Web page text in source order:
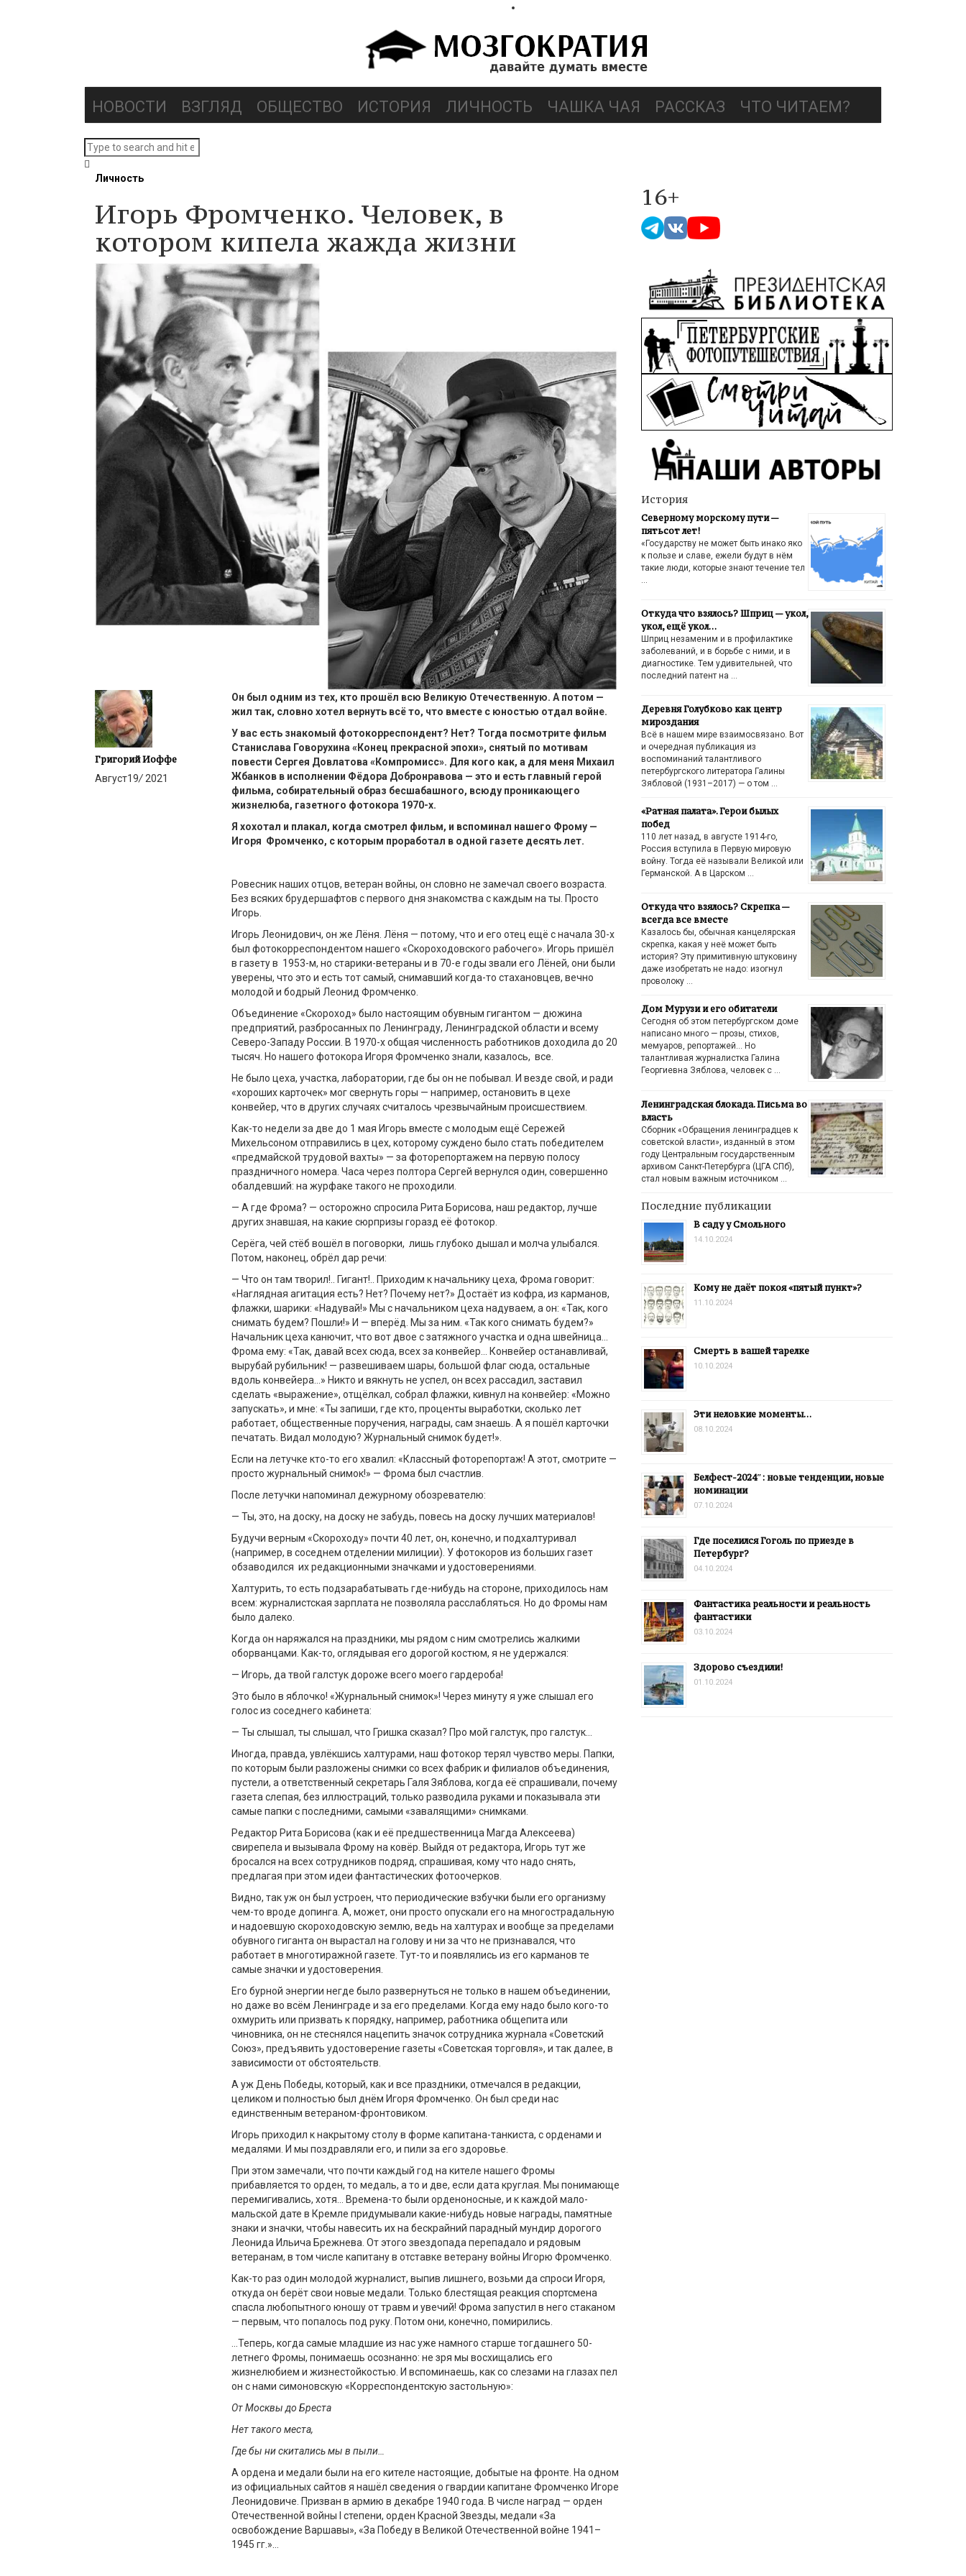
НОВОСТИ ВЗГЛЯД ОБЩЕСТВО ИСТОРИЯ ЛИЧНОСТЬ ЧАШКА ЧАЯ РАССКАЗ ЧТО ЧИТАЕМ?
Личность
Игорь Фромченко. Человек, в
котором кипела жажда жизни
Григорий Иоффе
Август19/2021
Он был одним из тех, кто прошёл всю Великую Отечественную. А потом —
жил так, словно хотел вернуть всё то, что вместе с юностью отдал войне.
У вас есть знакомый фотокорреспондент? Нет? Тогда посмотрите фильм
Станислава Говорухина «Конец прекрасной эпохи», снятый по мотивам
повести Сергея Довлатова «Компромисс». Для кого как, а для меня Михаил
Жбанков в исполнении Фёдора Добронравова — это и есть главный герой
фильма, собирательный образ бесшабашного, всюду проникающего
жизнелюба, газетного фотокора 1970-х.
Я хохотал и плакал, когда смотрел фильм, и вспоминал нашего Фрому —
Игоря Фромченко, с которым проработал в одной газете десять лет.
Ровесник наших отцов, ветеран войны, он словно не замечал своего возраста.
Без всяких брудершафтов с первого дня знакомства с каждым на ты. Просто
Игорь.
Игорь Леонидович, он же Лёня. Лёня — потому, что и его отец ещё с начала 30-х
был фотокорреспондентом нашего «Скороходовского рабочего». Игорь пришёл
в газету в 1953-м, но старики-ветераны и в 70-е годы звали его Лёней, они были
уверены, что это и есть тот самый, снимавший когда-то стахановцев, вечно
молодой и бодрый Леонид Фромченко.
Объединение «Скороход» было настоящим обувным гигантом — дюжина
предприятий, разбросанных по Ленинграду, Ленинградской области и всему
Северо-Западу России. В 1970-х общая численность работников доходила до 20
тысяч. Но нашего фотокора Игоря Фромченко знали, казалось, все.
Не было цеха, участка, лаборатории, где бы он не побывал. И везде свой, и ради
«хороших карточек» мог свернуть горы — например, остановить в цехе
конвейер, что в других случаях считалось чрезвычайным происшествием.
Как-то недели за две до 1 мая Игорь вместе с молодым ещё Сережей
Михельсоном отправились в цех, которому суждено было стать победителем
«предмайской трудовой вахты» — за фоторепортажем на первую полосу
праздничного номера. Часа через полтора Сергей вернулся один, совершенно
обалдевший: на журфаке такого не проходили.
— А где Фрома? — осторожно спросила Рита Борисова, наш редактор, лучше
других знавшая, на какие сюрпризы горазд её фотокор.
Серёга, чей стёб вошёл в поговорки, лишь глубоко дышал и молча улыбался.
Потом, наконец, обрёл дар речи:
— Что он там творил!.. Гигант!.. Приходим к начальнику цеха, Фрома говорит:
«Наглядная агитация есть? Нет? Почему нет?» Достаёт из кофра, из карманов,
флажки, шарики: «Надувай!» Мы с начальником цеха надуваем, а он: «Так, кого
снимать будем? Пошли!» И — вперёд. Мы за ним. «Так кого снимать будем?»
Начальник цеха канючит, что вот двое с затяжного участка и одна швейница…
Фрома ему: «Так, давай всех сюда, всех за конвейер… Конвейер останавливай,
вырубай рубильник! — развешиваем шары, большой флаг сюда, остальные
вдоль конвейера…» Никто и вякнуть не успел, он всех рассадил, заставил
сделать «выражение», отщёлкал, собрал флажки, кивнул на конвейер: «Можно
запускать», и мне: «Ты запиши, где кто, проценты выработки, сколько лет
работает, общественные поручения, награды, сам знаешь. А я пошёл карточки
печатать. Видал молодую? Журнальный снимок будет!».
Если на летучке кто-то его хвалил: «Классный фоторепортаж! А этот, смотрите —
просто журнальный снимок!» — Фрома был счастлив.
После летучки напоминал дежурному обозревателю:
— Ты, это, на доску, на доску не забудь, повесь на доску лучших материалов!
Будучи верным «Скороходу» почти 40 лет, он, конечно, и подхалтуривал
(например, в соседнем отделении милиции). У фотокоров из больших газет
обзаводился их редакционными значками и удостоверениями.
Халтурить, то есть подзарабатывать где-нибудь на стороне, приходилось нам
всем: журналистская зарплата не позволяла расслабляться. Но до Фромы нам
было далеко.
Когда он наряжался на праздники, мы рядом с ним смотрелись жалкими
оборванцами. Как-то, оглядывая его дорогой костюм, я не удержался:
— Игорь, да твой галстук дороже всего моего гардероба!
Это было в яблочко! «Журнальный снимок»! Через минуту я уже слышал его
голос из соседнего кабинета:
— Ты слышал, ты слышал, что Гришка сказал? Про мой галстук, про галстук…
Иногда, правда, увлёкшись халтурами, наш фотокор терял чувство меры. Папки,
по которым были разложены снимки со всех фабрик и филиалов объединения,
пустели, а ответственный секретарь Галя Зяблова, когда её спрашивали, почему
газета слепая, без иллюстраций, только разводила руками и показывала эти
самые папки с последними, самыми «завалящими» снимками.
Редактор Рита Борисова (как и её предшественница Магда Алексеева)
свирепела и вызывала Фрому на ковёр. Выйдя от редактора, Игорь тут же
бросался на всех сотрудников подряд, спрашивая, кому что надо снять,
предлагая при этом идеи фантастических фотоочерков.
Видно, так уж он был устроен, что периодические взбучки были его организму
чем-то вроде допинга. А, может, они просто опускали его на многострадальную
и надоевшую скороходовскую землю, ведь на халтурах и вообще за пределами
обувного гиганта он вырастал на голову и ни за что не признавался, что
работает в многотиражной газете. Тут-то и появлялись из его карманов те
самые значки и удостоверения.
Его бурной энергии негде было развернуться не только в нашем объединении,
но даже во всём Ленинграде и за его пределами. Когда ему надо было кого-то
охмурить или призвать к порядку, например, работника общепита или
чиновника, он не стеснялся нацепить значок сотрудника журнала «Советский
Союз», предъявить удостоверение газеты «Советская торговля», и так далее, в
зависимости от обстоятельств.
А уж День Победы, который, как и все праздники, отмечался в редакции,
целиком и полностью был днём Игоря Фромченко. Он был среди нас
единственным ветераном-фронтовиком.
Игорь приходил к накрытому столу в форме капитана-танкиста, с орденами и
медалями. И мы поздравляли его, и пили за его здоровье.
При этом замечали, что почти каждый год на кителе нашего Фромы
прибавляется то орден, то медаль, а то и две, если дата круглая. Мы понимающе
перемигивались, хотя… Времена-то были орденоносные, и к каждой мало-
мальской дате в Кремле придумывали какие-нибудь новые награды, памятные
знаки и значки, чтобы навесить их на бескрайний парадный мундир дорогого
Леонида Ильича Брежнева. От этого звездопада перепадало и рядовым
ветеранам, в том числе капитану в отставке ветерану войны Игорю Фромченко.
Как-то раз один молодой журналист, выпив лишнего, возьми да спроси Игоря,
откуда он берёт свои новые медали. Только блестящая реакция спортсмена
спасла любопытного юношу от травм и увечий! Фрома запустил в него стаканом
— первым, что попалось под руку. Потом они, конечно, помирились.
…Теперь, когда самые младшие из нас уже намного старше тогдашнего 50-
летнего Фромы, понимаешь осознанно: не зря мы восхищались его
жизнелюбием и жизнестойкостью. И вспоминаешь, как со слезами на глазах пел
он с нами симоновскую «Корреспондентскую застольную»:
От Москвы до Бреста
Нет такого места,
Где бы нискитались мы в пыли…
А ордена и медали были на его кителе настоящие, добытые на фронте. На одном
из официальных сайтов я нашёл сведения о гвардии капитане Фромченко Игоре
Леонидовиче. Призван в армию в декабре 1940 года. В числе наград — орден
Отечественной войны I степени, орден Красной Звезды, медали «За
освобождение Варшавы», «За Победу в Великой Отечественной войне 1941–
1945 гг.»…
16+
История
Северному морскому пути —
пятьсот лет!
«Государству не может быть инако яко
к пользе и славе, ежели будут в нём
такие люди, которые знают течение тел
Откуда что взялось? Шприц — укол,
укол, ещё укол…
Шприц незаменим и в профилактике
заболеваний, и в борьбе с ними, и в
диагностике. Тем удивительней, что
последний патент на …
Деревня Голубково как центр
мироздания
Всё в нашем мире взаимосвязано. Вот
и очередная публикация из
воспоминаний талантливого
петербургского литератора Галины
Зябловой (1931–2017) — о том …
«Ратная палата». Герои былых
побед
110 лет назад, в августе 1914-го,
Россия вступила в Первую мировую
войну. Тогда её называли Великой или
Германской. А в Царском …
Откуда что взялось? Скрепка —
всегда все вместе
Казалось бы, обычная канцелярская
скрепка, какая у неё может быть
история? Эту примитивную штуковину
даже изобретать не надо: изогнул
проволоку …
Дом Мурузи и его обитатели
Сегодня об этом петербургском доме
написано много — прозы, стихов,
мемуаров, репортажей… Но
талантливая журналистка Галина
Георгиевна Зяблова, человек с …
Ленинградская блокада. Письма во
власть
Сборник «Обращения ленинградцев к
советской власти», изданный в этом
году Центральным государственным
архивом Санкт-Петербурга (ЦГА СПб),
стал новым важным источником …
Последние публикации
В саду у Смольного
14.10.2024
Кому не даёт покоя «пятый пункт»?
11.10.2024
Смерть в вашей тарелке
10.10.2024
Эти неловкие моменты…
08.10.2024
Белфест-2024″: новые тенденции, новые
номинации
07.10.2024
Где поселился Гоголь по приезде в
Петербург?
04.10.2024
Фантастика реальности и реальность
фантастики
03.10.2024
Здорово съездили!
01.10.2024